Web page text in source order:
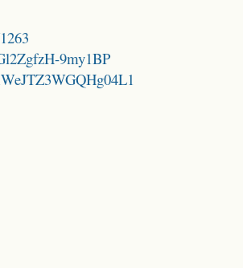
9my1BP